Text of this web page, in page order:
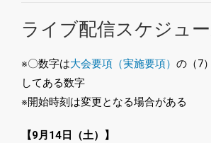
ライブ配信スケジュ
※〇数字は大会要項（実施要項） の（7
してある数字
※開始時刻は変更となる場合がある
【9月14日（土）】